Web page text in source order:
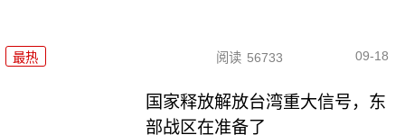
最热 阅读 56733 09-18
国家释放解放台湾重大信号，东
部战区在准备了